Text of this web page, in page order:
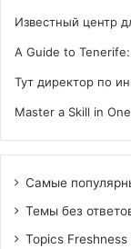
Известный центр
A Guide to
Тут директор по
Master a Skill in
Самые
Темы без
Topics Freshness